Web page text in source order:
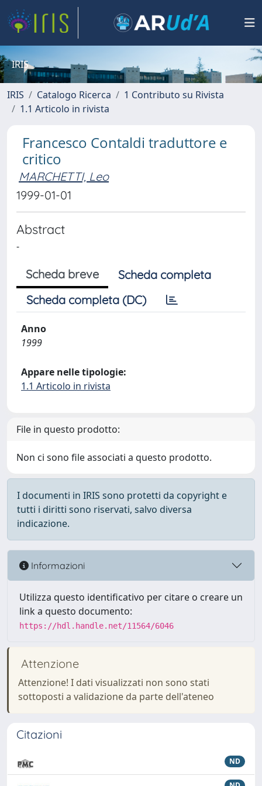
IRIS
IRIS Catalogo Ricerca
1 Contributo su Rivista
1.1 Articolo in rivista
Francesco Contaldi traduttore e
critico
MARCHETTI, Leo
1999-01-01
Abstract
-
Scheda breve
Scheda completa
Scheda completa (DC)
Anno
1999
Appare nelle tipologie:
1.1 Articolo in rivista
File in questo prodotto:
Non ci sono file associati a questo prodotto.
I documenti in IRIS sono protetti da copyright e
tutti i diritti sono riservati, salvo diversa
indicazione.
Informazioni
Utilizza questo identificativo per citare o creare un
link a questo documento:
https://hdl.handle.net/11564/6046
Attenzione
Attenzione! I dati visualizzati non sono stati
sottoposti a validazione da parte dell'ateneo
Citazioni
ND